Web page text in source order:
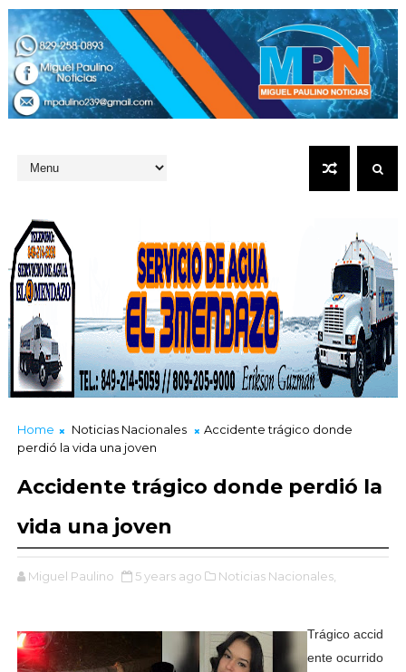
Home Noticias Nacionales
Accidente trágico donde
perdió la vida una joven
Accidente trágico donde perdió la
vida una joven
Miguel Paulino 5 years ago Noticias Nacionales,
Trágico accid
ente ocurrido